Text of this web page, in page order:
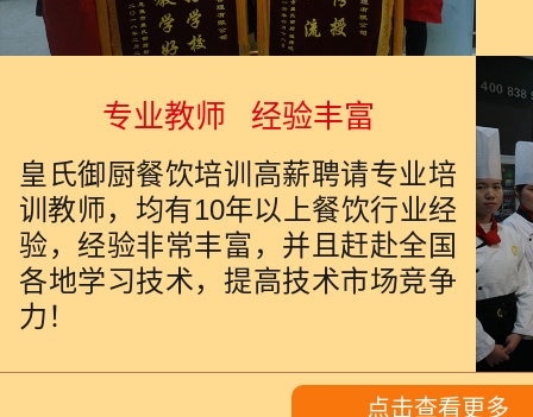
专业教师 经验丰富
皇氏御厨餐饮培训高薪聘请专业培
训教师，均有10年以上餐饮行业经
验，经验非常丰富，并且赶赴全国
各地学习技术，提高技术市场竞争
力！
点击查看更多